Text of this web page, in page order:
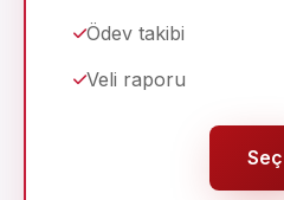
Ödev takibi
Veli raporu
Seç